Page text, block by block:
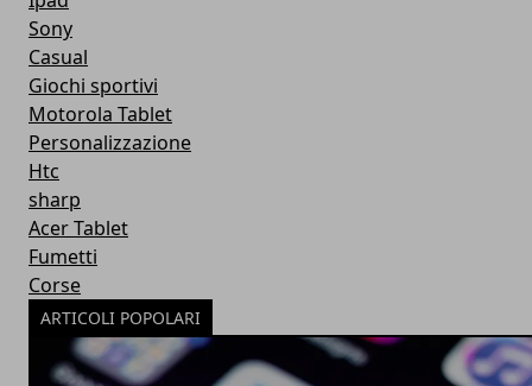
Sony
Casual
Giochi sportivi
Motorola Tablet
Personalizzazione
Htc
sharp
Acer Tablet
Fumetti
Corse
ARTICOLI POPOLARI